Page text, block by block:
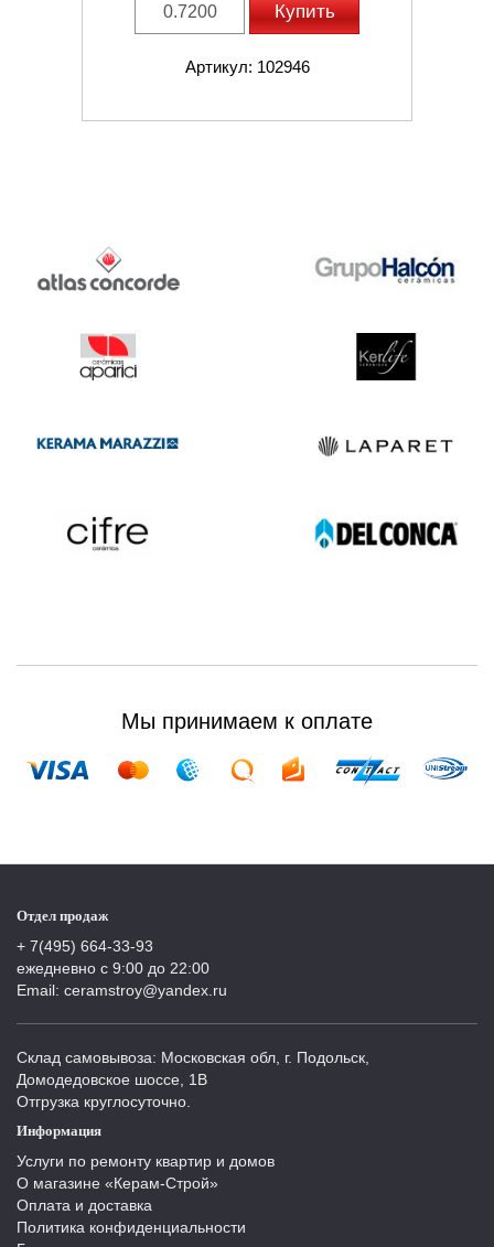
Купить
Артикул: 102946
Мы принимаем к оплате
Отдел продаж
+ 7(495) 664-33-93
ежедневно с 9:00 до 22:00
Email: ceramstroy@yandex.ru
Склад самовывоза: Московская обл, г. Подольск,
Домодедовское шоссе, 1В
Отгрузка круглосуточно.
Информация
Услуги по ремонту квартир и домов
О магазине «Керам-Строй»
Оплата и доставка
Политика конфиденциальности